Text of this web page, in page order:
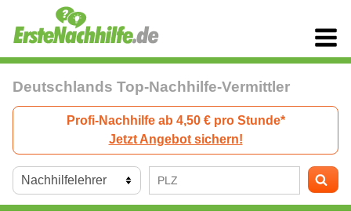
Deutschlands Top-Nachhilfe-Vermittler
Profi-Nachhilfe ab 4,50 € pro Stunde*
Jetzt Angebot sichern!